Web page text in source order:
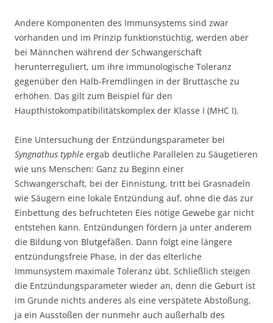
Andere Komponenten des Immunsystems sind zwar
vorhanden und im Prinzip funktionstüchtig, werden aber
bei Männchen während der Schwangerschaft
herunterreguliert, um ihre immunologische Toleranz
gegenüber den Halb-Fremdlingen in der Bruttasche zu
erhöhen. Das gilt zum Beispiel für den
Haupthistokompatibilitätskomplex der Klasse I (MHC I).
Eine Untersuchung der Entzündungsparameter bei
Syngnathus typhle ergab deutliche Parallelen zu Säugetieren
wie uns Menschen: Ganz zu Beginn einer
Schwangerschaft, bei der Einnistung, tritt bei Grasnadeln
wie Säugern eine lokale Entzündung auf, ohne die das zur
Einbettung des befruchteten Eies nötige Gewebe gar nicht
entstehen kann. Entzündungen fördern ja unter anderem
die Bildung von Blutgefäßen. Dann folgt eine längere
entzündungsfreie Phase, in der das elterliche
Immunsystem maximale Toleranz übt. Schließlich steigen
die Entzündungsparameter wieder an, denn die Geburt ist
im Grunde nichts anderes als eine verspätete Abstoßung,
ja ein Ausstoßen der nunmehr auch außerhalb des